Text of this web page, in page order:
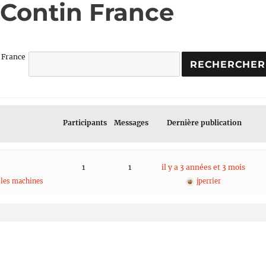
France
Participants Messages Dernière publication
machines
1 1 il y a 3 années et 3 mois
jperrier